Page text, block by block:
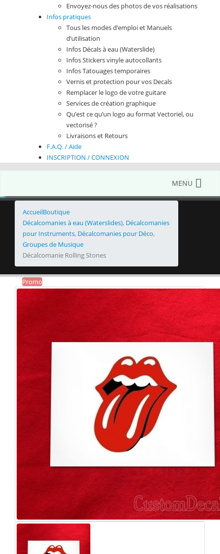
Envoyez-nous des photos de vos réalisations
Infos pratiques
Tous les modes d’emploi et Manuels
d’utilisation
Infos Décals à eau (Waterslide)
Infos Stickers vinyle autocollants
Infos Tatouages temporaires
Vernis et protection pour vos Decals
Remplacer le logo de votre guitare
Services de création graphique
Qu’est ce qu’un logo au format Vectoriel, ou
vectorisé ?
Livraisons et Retours
F.A.Q. / Aide
INSCRIPTION / CONNEXION
MENU
AccueilBoutique
Décalcomanies à eau (Waterslides), Décalcomanies
pour Instruments, Décalcomanies pour Déco,
Groupes de Musique
Décalcomanie Rolling Stones
Promo